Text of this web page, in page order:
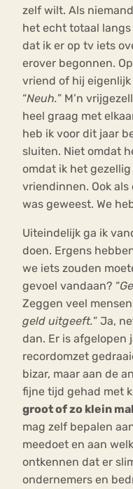
zelf wilt. Als
het echt totaal
dat ik er op tv iets
erover begonnen.
vriend of hij
“Neuh.” M’n
heel graag met
heb ik voor dit jaar
sluiten. Niet omdat
omdat ik het
vriendinnen. Ook
was geweest. We
Uiteindelijk ga ik
doen. Ergens
we iets zouden
gevoel vandaan? “
Zeggen veel
geld uitgeeft.” Ja,
dan. Er is afgelopen
recordomzet
bizar, maar aan de
fijne tijd gehad met
groot of zo klein
mag zelf bepalen
meedoet en aan
ontkennen dat er
ondernemers en